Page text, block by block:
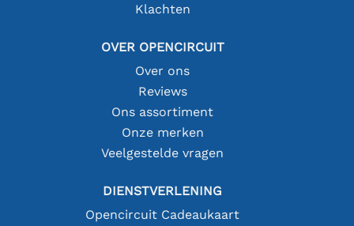
Klachten
OVER OPENCIRCUIT
Over ons
Reviews
Ons assortiment
Onze merken
Veelgestelde vragen
DIENSTVERLENING
Opencircuit Cadeaukaart